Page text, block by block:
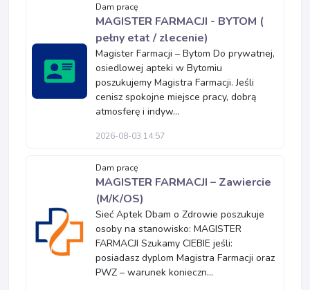
Dam pracę
MAGISTER FARMACJI - BYTOM (
pełny etat / zlecenie)
Magister Farmacji – Bytom Do prywatnej,
osiedlowej apteki w Bytomiu
poszukujemy Magistra Farmacji. Jeśli
cenisz spokojne miejsce pracy, dobrą
atmosferę i indyw...
2026-08-03 14:57
Dam pracę
MAGISTER FARMACJI – Zawiercie
(M/K/OS)
Sieć Aptek Dbam o Zdrowie poszukuje
osoby na stanowisko: MAGISTER
FARMACJI Szukamy CIEBIE jeśli:
posiadasz dyplom Magistra Farmacji oraz
PWZ – warunek konieczn...